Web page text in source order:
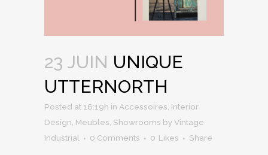
23 JUIN UNIQUE
UTTERNORTH
Posted at 16:19h in Accessoires Interior
Design Meubles Showrooms byVintage
Industrial
0 Comments 0 Likes Share